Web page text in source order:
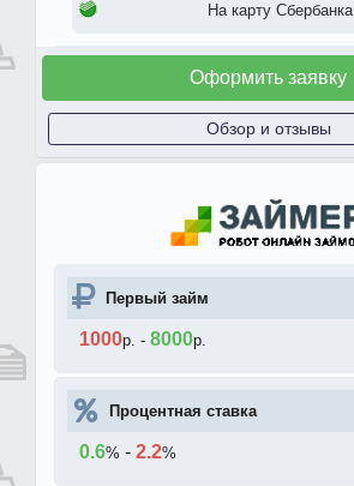
На карту Сбербанка
Оформить заявку
Обзор и отзывы
Первый займ
1000р. - 8000р.
Процентная ставка
0.6% - 2.2%